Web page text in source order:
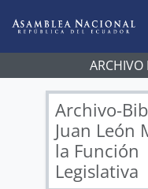
ARCHIVO
Archivo-
Juan León
la Función
Legislativa